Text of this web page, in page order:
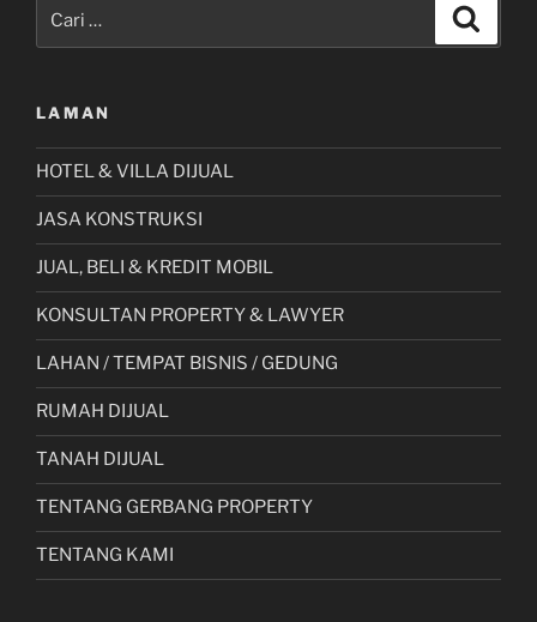
untuk:
LAMAN
HOTEL & VILLA DIJUAL
JASA KONSTRUKSI
JUAL, BELI & KREDIT MOBIL
KONSULTAN PROPERTY & LAWYER
LAHAN / TEMPAT BISNIS / GEDUNG
RUMAH DIJUAL
TANAH DIJUAL
TENTANG GERBANG PROPERTY
TENTANG KAMI